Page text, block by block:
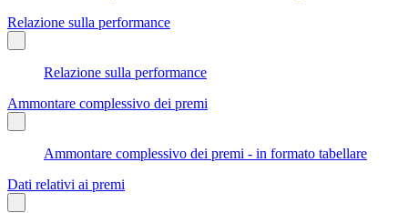
Relazione sulla performance
Relazione sulla performance
Ammontare complessivo dei premi
Ammontare complessivo dei premi - in formato tabellare
Dati relativi ai premi